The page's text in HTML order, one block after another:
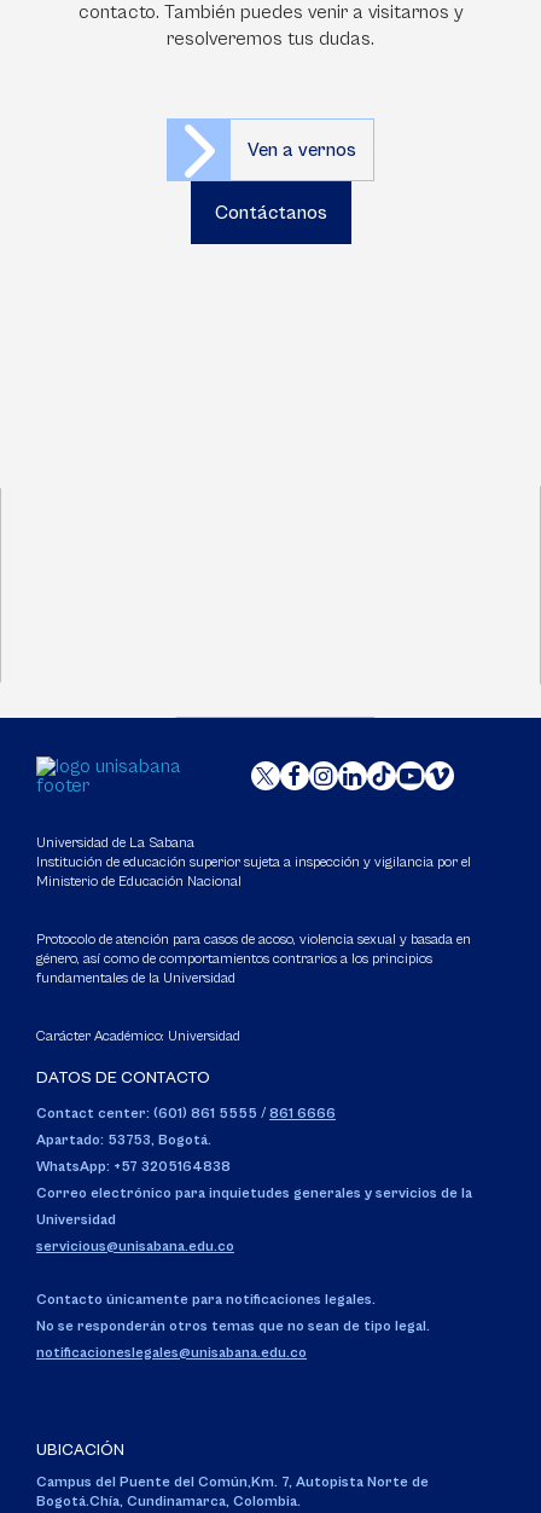
contacto. También puedes venir a visitarnos y
resolveremos tus dudas.
Ven a vernos
Contáctanos
Universidad de La Sabana
Institución de educación superior sujeta a inspección y vigilancia por el
Ministerio de Educación Nacional
Protocolo de atención para casos de acoso, violencia sexual y basada en
género, así como de comportamientos contrarios a los principios
fundamentales de la Universidad
Carácter Académico: Universidad
DATOS DE CONTACTO
Contact center: (601) 861 5555 / 861 6666
Apartado: 53753, Bogotá.
WhatsApp: +57 3205164838
Correo electrónico para inquietudes generales y servicios de la
Universidad
servicious@unisabana.edu.co
Contacto únicamente para notificaciones legales.
No se responderán otros temas que no sean de tipo legal.
notificacioneslegales@unisabana.edu.co
UBICACIÓN
Campus del Puente del Común,Km. 7, Autopista Norte de
Bogotá.Chía, Cundinamarca, Colombia.